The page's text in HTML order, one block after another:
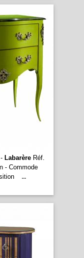
LabarèreRéf.
- Commode
...